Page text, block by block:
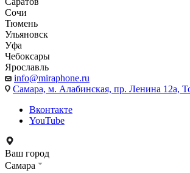
Сочи
Тюмень
Ульяновск
Уфа
Чебоксары
Ярославль
info@miraphone.ru
Самара, м. Алабинская, пр. Ленина 12а,
Вконтакте
YouTube
Ваш город
Самара